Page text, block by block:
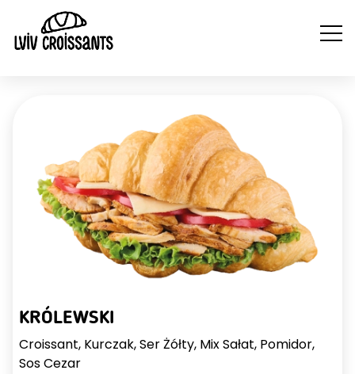
WYTRAWNE
CROISSANTY
SŁODKIE
CROISSANTY
GORĄCE
KRÓLEWSKI
Croissant, Kurczak, Ser Żółty, Mix Sałat, Pomidor,
Sos Cezar